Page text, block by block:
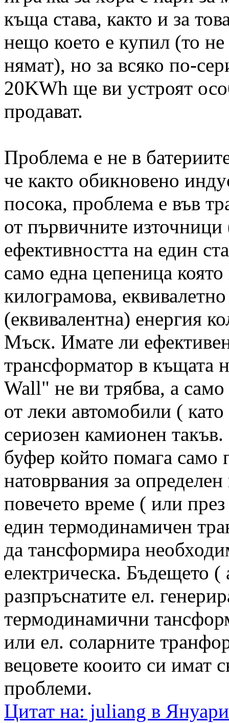
къща става, както и за
нещо което е купил (то
нямат), но за всяко по-
20KWh ще ви устроят
продават.
Проблема е не в
че както обикновено
посока, проблема е във
от първичните
ефективността на един
само една цепеница
килограмова,
(еквивалентна) енергия
Мъск. Имате ли
трансформатор в къщата
Wall" не ви трябва, а
от леки автомобили (
сериозен камионен
буфер който помага само
натоврвания за
повечето време ( или
един термодинамичен
да тансформира
електрическа. Бъдещето (
разпръснатите ел.
термодинамични
или ел. соларните
вецовете кооито си имат
проблеми.
Цитат на: juliang в